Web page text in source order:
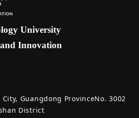
University
Innovation
Guangdong ProvinceNo. 3002
District